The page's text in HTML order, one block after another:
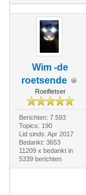
Wim -de
roetsende
Roeifietser
Berichten: 7.593
Topics: 190
Lid sinds: Apr 2017
Bedankt: 3653
11209 x bedankt in
5339 berichten